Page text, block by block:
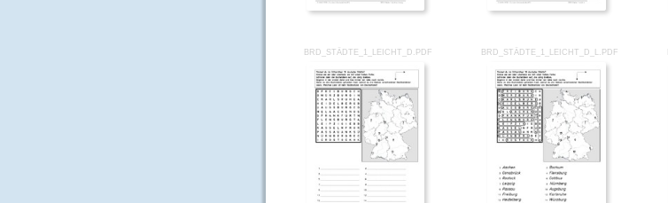
BRD_STÄDTE_1_LEICHT_D.PDF BRD_STÄDTE_1_LEICHT_D_L.PDF